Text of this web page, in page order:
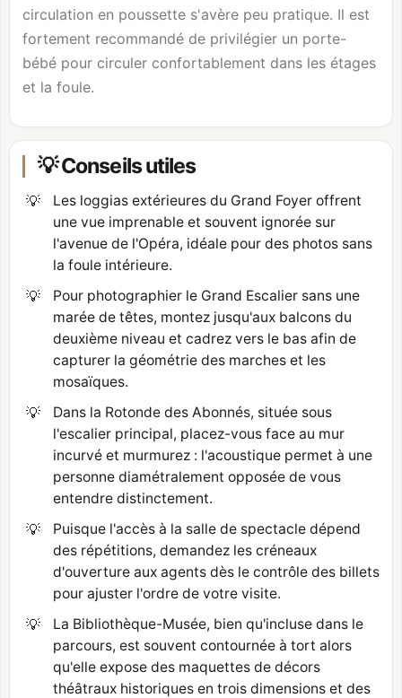
circulation en poussette s'avère peu pratique. Il est
fortement recommandé de privilégier un porte-
bébé pour circuler confortablement dans les étages
et la foule.
💡 Conseils utiles
💡
Les loggias extérieures du Grand Foyer offrent
une vue imprenable et souvent ignorée sur
l'avenue de l'Opéra, idéale pour des photos sans
la foule intérieure.
💡
Pour photographier le Grand Escalier sans une
marée de têtes, montez jusqu'aux balcons du
deuxième niveau et cadrez vers le bas afin de
capturer la géométrie des marches et les
mosaïques.
💡
Dans la Rotonde des Abonnés, située sous
l'escalier principal, placez-vous face au mur
incurvé et murmurez : l'acoustique permet à une
personne diamétralement opposée de vous
entendre distinctement.
💡
Puisque l'accès à la salle de spectacle dépend
des répétitions, demandez les créneaux
d'ouverture aux agents dès le contrôle des billets
pour ajuster l'ordre de votre visite.
💡
La Bibliothèque-Musée, bien qu'incluse dans le
parcours, est souvent contournée à tort alors
qu'elle expose des maquettes de décors
théâtraux historiques en trois dimensions et des